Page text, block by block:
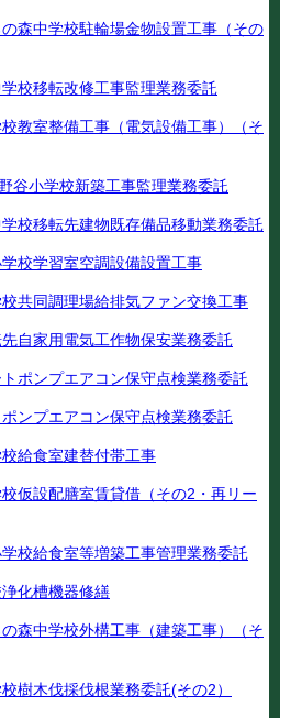
森中学校駐輪場金物設置工事（その
校移転改修工事監理業務委託
教室整備工事（電気設備工事）（そ
谷小学校新築工事監理業務委託
校移転先建物既存備品移動業務委託
校学習室空調設備設置工事
共同調理場給排気ファン交換工事
自家用電気工作物保安業務委託
ポンプエアコン保守点検業務委託
ンプエアコン保守点検業務委託
給食室建替付帯工事
仮設配膳室賃貸借（その2・再リー
校給食室等増築工事管理業務委託
化槽機器修繕
森中学校外構工事（建築工事）（そ
樹木伐採伐根業務委託(その2）